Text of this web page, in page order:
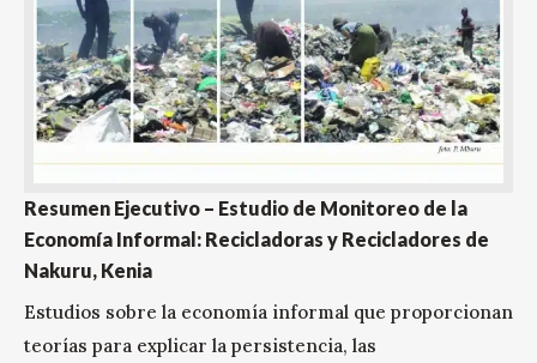
Resumen Ejecutivo – Estudio de Monitoreo de la
Economía Informal: Recicladoras y Recicladores de
Nakuru, Kenia
Estudios sobre la economía informal que proporcionan
teorías para explicar la persistencia, las